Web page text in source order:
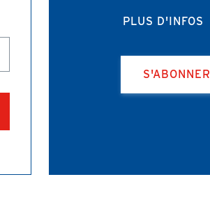
PLUS D'INFOS
S'ABONNER